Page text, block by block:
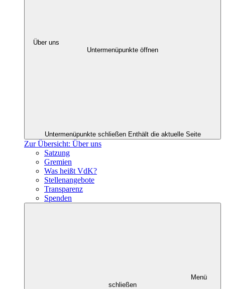
Über uns
Untermenüpunkte öffnen
Untermenüpunkte schließen Enthält die aktuelle Seite
Zur Übersicht: Über uns
Satzung
Gremien
Was heißt VdK?
Stellenangebote
Transparenz
Spenden
Menü
schließen